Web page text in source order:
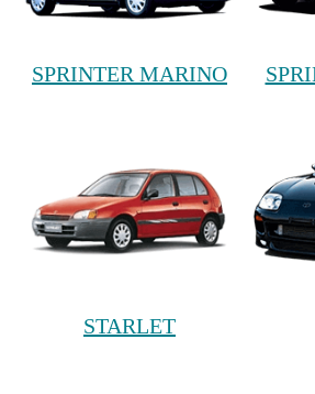
SPRINTER MARINO
STARLET